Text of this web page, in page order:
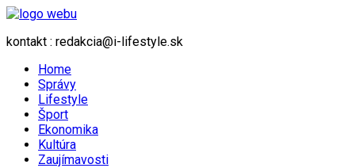
kontakt : redakcia@i-lifestyle.sk
Home
Správy
Lifestyle
Šport
Ekonomika
Kultúra
Zaujímavosti